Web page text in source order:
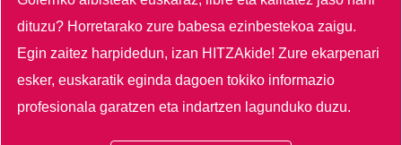
dituzu? Horretarako zure babesa ezinbestekoa zaigu.
Egin zaitez harpidedun, izan HITZAkide!Zure ekarpenari
esker, euskaratik eginda dagoen tokiko informazio
profesionala garatzen eta indartzen lagunduko duzu.